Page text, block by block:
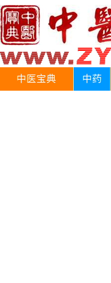
中医宝典 中药